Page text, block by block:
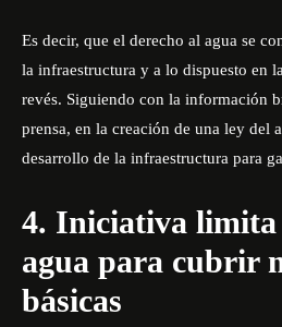
Es decir, que el derecho al agua se
la infraestructura y a lo dispuesto en
revés. Siguiendo con la información
prensa, en la creación de una ley del
desarrollo de la infraestructura para
4. Iniciativa limita
agua para cubrir
básicas